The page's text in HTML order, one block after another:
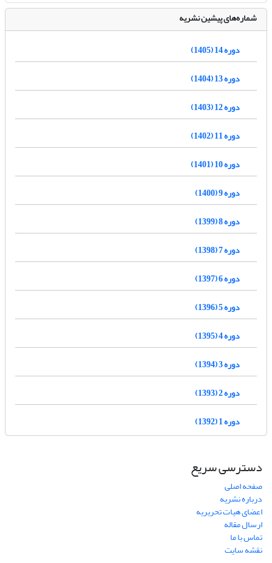
شماره‌های پیشین نشریه
دوره 14 (1405)
دوره 13 (1404)
دوره 12 (1403)
دوره 11 (1402)
دوره 10 (1401)
دوره 9 (1400)
دوره 8 (1399)
دوره 7 (1398)
دوره 6 (1397)
دوره 5 (1396)
دوره 4 (1395)
دوره 3 (1394)
دوره 2 (1393)
دوره 1 (1392)
دسترسی سریع
صفحه اصلی
درباره نشریه
اعضای هیات تحریریه
ارسال مقاله
تماس با ما
نقشه سایت